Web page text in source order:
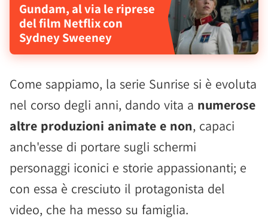
Gundam, al via le riprese
del film Netflix con
Sydney Sweeney
Come sappiamo, la serie Sunrise si è evoluta
nel corso degli anni, dando vita a numerose
altre produzioni animate e non, capaci
anch'esse di portare sugli schermi
personaggi iconici e storie appassionanti; e
con essa è cresciuto il protagonista del
video, che ha messo su famiglia.